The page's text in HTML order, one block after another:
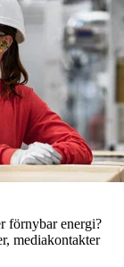
förnybar energi?
mediakontakter